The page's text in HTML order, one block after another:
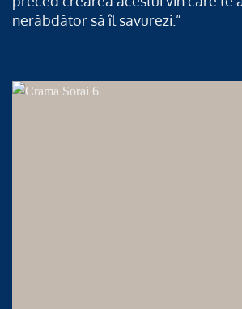
nerăbdător să îl savurezi.”